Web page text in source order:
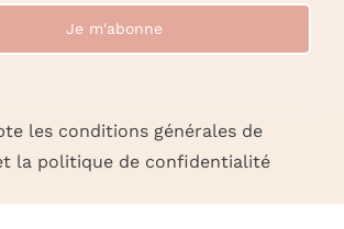
Je m'abonne
les conditions générales de
la politique de confidentialité